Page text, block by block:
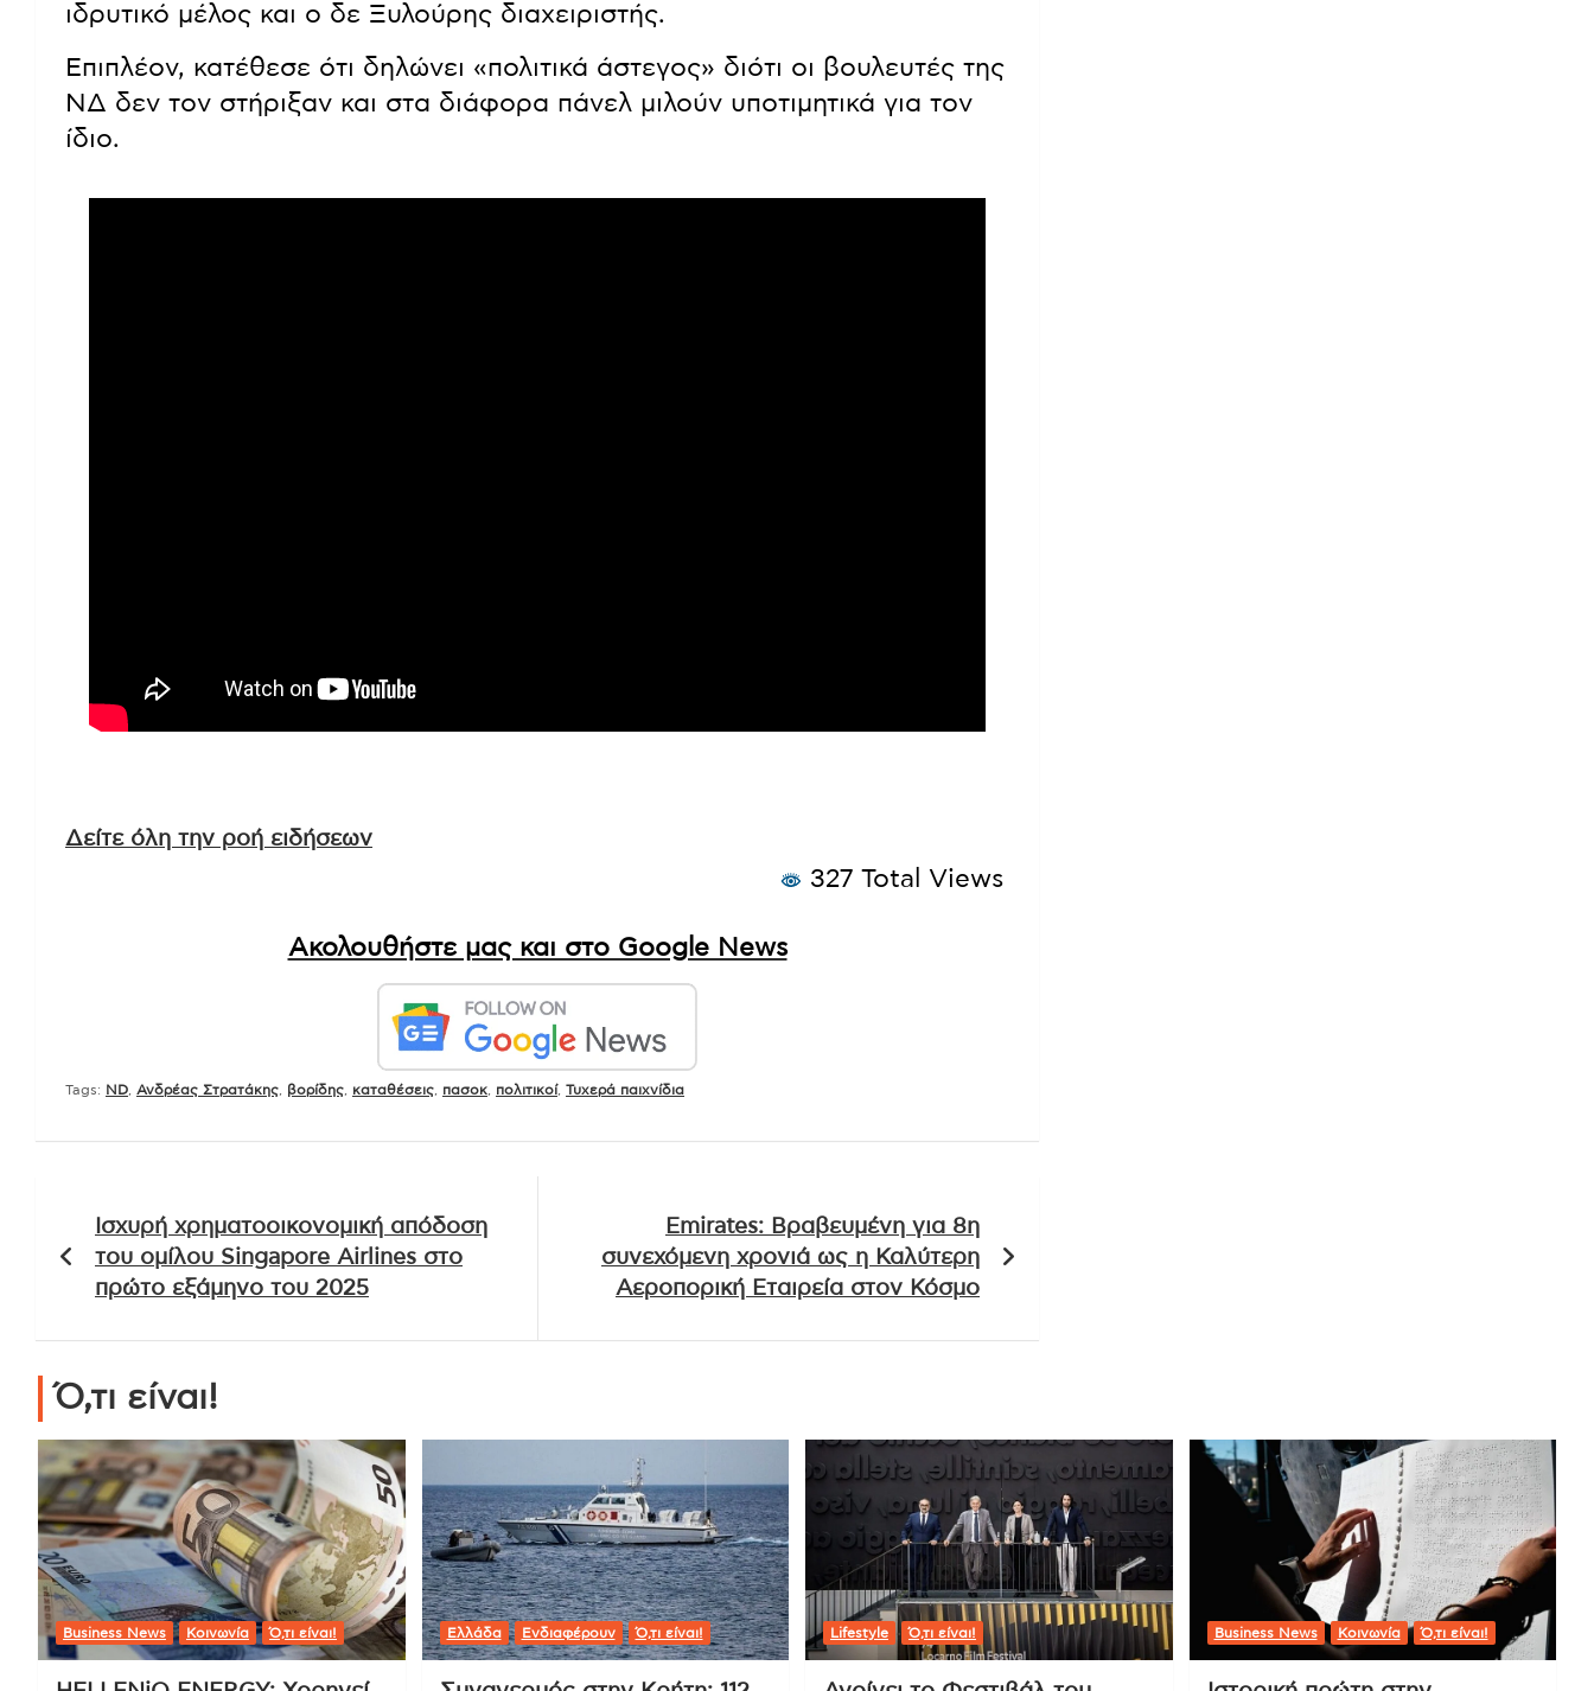
ιδρυτικό μέλος και ο δε Ξυλούρης διαχειριστής.
Επιπλέον, κατέθεσε ότι δηλώνει «πολιτικά άστεγος» διότι οι βουλευτές της
ΝΔ δεν τον στήριξαν και στα διάφορα πάνελ μιλούν υποτιμητικά για τον
ίδιο.
Δείτε όλη την ροή ειδήσεων
327 Total Views
Ακολουθήστε μας και στο Google News
Tags: ND Ανδρέας Στρατάκης βορίδης καταθέσεις πασοκ πολιτικοί, Τυχερά παιχνίδια
άρθρων
Ισχυρή χρηματοοικονομική απόδοση
του ομίλου Singapore Airlines στο
πρώτο εξάμηνο του 2025
Emirates: Βραβευμένη για 8η
συνεχόμενη χρονιά ως η Καλύτερη
Αεροπορική Εταιρεία στον Κόσμο
Ό,τι είναι!
Business News Κοινωνία Ό,τι είναι! Ελλάδα Ενδιαφέρουν Ό,τι είναι! Lifestyle Ό,τι είναι! Business News Κοινωνία Ό,τι είναι!